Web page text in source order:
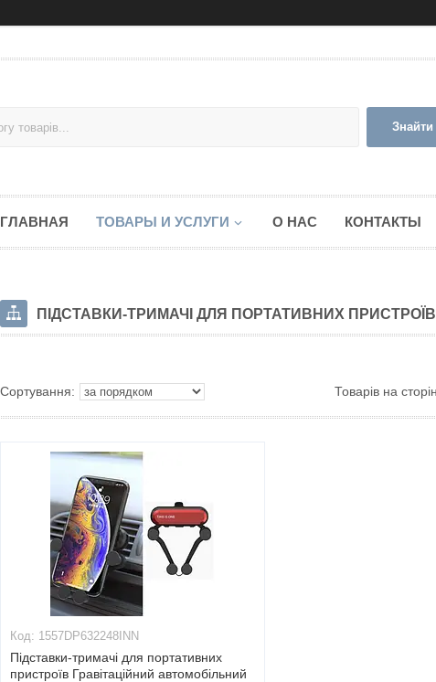
Знайти
ГЛАВНАЯ ТОВАРЫ И УСЛУГИ О НАС КОНТАКТЫ
ПІДСТАВКИ-ТРИМАЧІ ДЛЯ ПОРТАТИВНИХ ПРИСТРОЇВ
1557DP632248INN
Підставки-тримачі для портативних
пристроїв Гравітаційний автомобільний